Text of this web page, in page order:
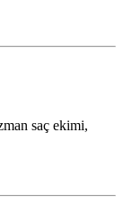
saç ekimi,